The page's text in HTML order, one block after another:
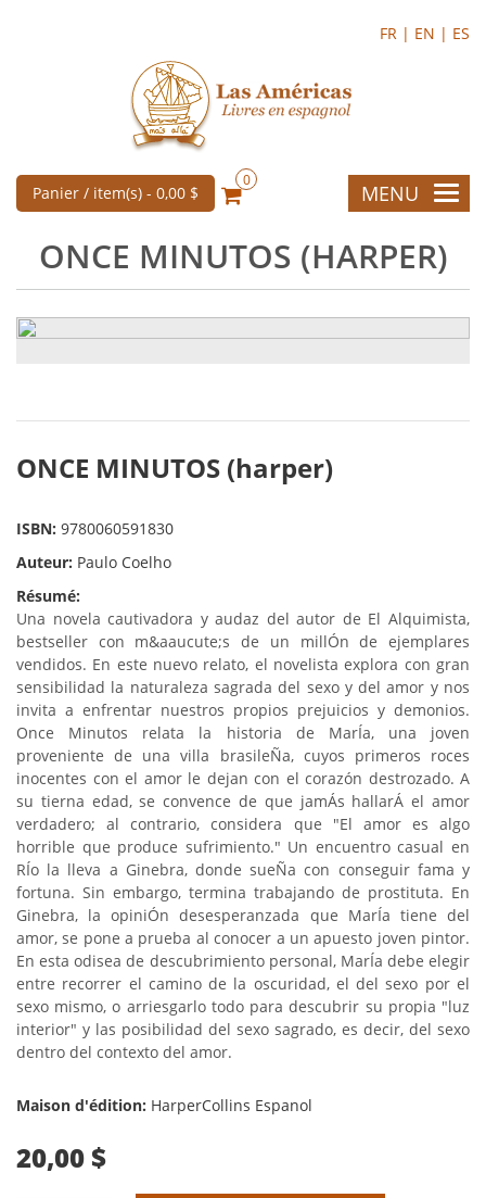
FR | EN | ES
Panier / item(s) - 0,00 $
0
MENU
ONCE MINUTOS (HARPER)
ONCE MINUTOS (harper)
ISBN: 9780060591830
Auteur: Paulo Coelho
Résumé:
Una novela cautivadora y audaz del autor de El Alquimista,
bestseller con m&aaucute;s de un millÓn de ejemplares
vendidos. En este nuevo relato, el novelista explora con gran
sensibilidad la naturaleza sagrada del sexo y del amor y nos
invita a enfrentar nuestros propios prejuicios y demonios.
Once Minutos relata la historia de MarÍa, una joven
proveniente de una villa brasileÑa, cuyos primeros roces
inocentes con el amor le dejan con el corazón destrozado. A
su tierna edad, se convence de que jamÁs hallarÁ el amor
verdadero; al contrario, considera que "El amor es algo
horrible que produce sufrimiento." Un encuentro casual en
RÍo la lleva a Ginebra, donde sueÑa con conseguir fama y
fortuna. Sin embargo, termina trabajando de prostituta. En
Ginebra, la opiniÓn desesperanzada que MarÍa tiene del
amor, se pone a prueba al conocer a un apuesto joven pintor.
En esta odisea de descubrimiento personal, MarÍa debe elegir
entre recorrer el camino de la oscuridad, el del sexo por el
sexo mismo, o arriesgarlo todo para descubrir su propia "luz
interior" y las posibilidad del sexo sagrado, es decir, del sexo
dentro del contexto del amor.
Maison d'édition: HarperCollins Espanol
20,00 $